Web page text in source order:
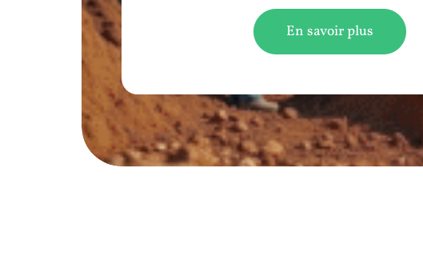
En savoir plus